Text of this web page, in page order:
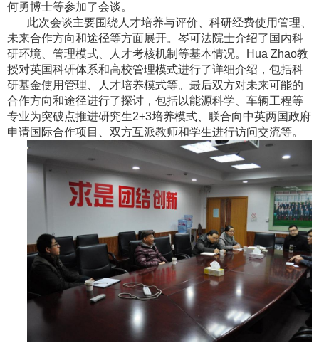
何勇博士等参加了会谈。
此次会谈主要围绕人才培养与评价、科研经费使用管理、
未来合作方向和途径等方面展开。岑可法院士介绍了国内科
研环境、管理模式、人才考核机制等基本情况。Hua Zhao教
授对英国科研体系和高校管理模式进行了详细介绍，包括科
研基金使用管理、人才培养模式等。最后双方对未来可能的
合作方向和途径进行了探讨，包括以能源科学、车辆工程等
专业为突破点推进研究生2+3培养模式、联合向中英两国政府
申请国际合作项目、双方互派教师和学生进行访问交流等。